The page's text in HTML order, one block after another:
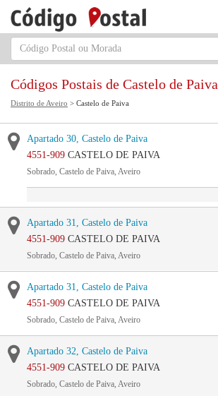
Códigos Postais de Castelo de Paiva
Distrito de Aveiro > Castelo de Paiva
Apartado 30, Castelo de Paiva
4551-909 CASTELO DE PAIVA
Sobrado, Castelo de Paiva, Aveiro
Apartado 31, Castelo de Paiva
4551-909 CASTELO DE PAIVA
Sobrado, Castelo de Paiva, Aveiro
Apartado 31, Castelo de Paiva
4551-909 CASTELO DE PAIVA
Sobrado, Castelo de Paiva, Aveiro
Apartado 32, Castelo de Paiva
4551-909 CASTELO DE PAIVA
Sobrado, Castelo de Paiva, Aveiro